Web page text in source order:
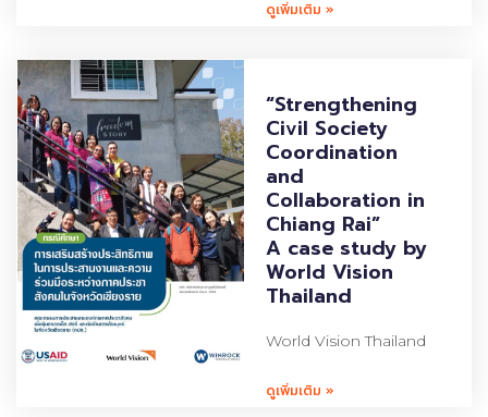
ดูเพิ่มเติม »
“Strengthening
Civil Society
Coordination
and
Collaboration in
Chiang Rai”
A case study by
World Vision
Thailand
World Vision Thailand
ดูเพิ่มเติม »